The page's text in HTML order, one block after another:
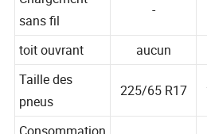
Chargement
sans fil
-
toit ouvrant
Taille des
pneus
225/65 R17